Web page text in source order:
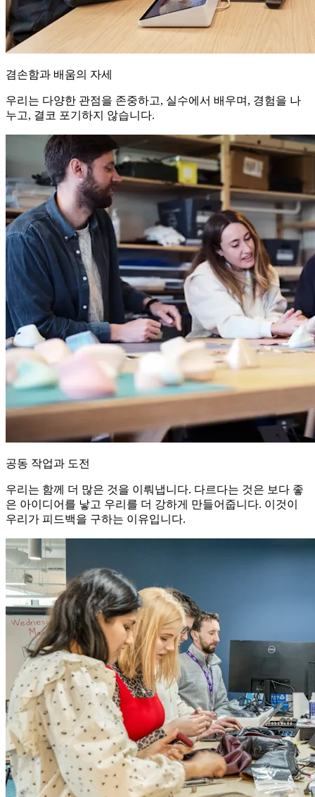
겸손함과 배움의 자세
우리는 다양한 관점을 존중하고, 실수에서 배우며, 경험을 나
누고, 결코 포기하지 않습니다.
공동 작업과 도전
우리는 함께 더 많은 것을 이뤄냅니다. 다르다는 것은 보다 좋
은 아이디어를 낳고 우리를 더 강하게 만들어줍니다. 이것이
우리가 피드백을 구하는 이유입니다.